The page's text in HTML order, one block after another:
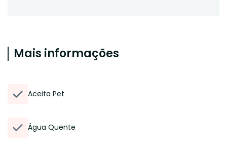
Mais informações
Aceita Pet
Água Quente